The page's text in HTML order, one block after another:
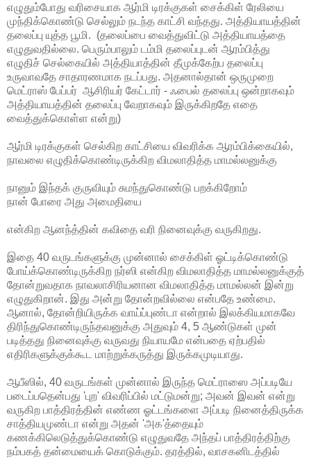
எழுதும்போது வரிசையாக ஆர்மி டிரக்குகள் சைக்கிள் ரேலியை
முந்திக்கொண்டு செல்லும் நடந்த காட்சி வந்தது. அத்தியாயத்தின்
தலைப்பு யுத்த பூமி.  (தலைப்பை வைத்துவிட்டு அத்தியாயத்தை
எழுதுவதில்லை. பெரும்பாலும் டம்மி தலைப்புடன் ஆரம்பித்து
எழுதிச் செல்கையில் அத்தியாத்தின் தீமுக்கேற்ப தலைப்பு
உருவாவதே சாதாரணமாக நடப்பது. அதனால்தான் ஒருமுறை
மெட்ராஸ் பேப்பர்  ஆசிரியர் கேட்டார் - ஃபைல் தலைப்பு ஒன்றாகவும்
அத்தியாயத்தின் தலைப்பு வேறாகவும் இருக்கிறதே எதை
வைத்துக்கொள்ள என்று)
ஆர்மி டிரக்குகள் செல்கிற காட்சியை விவரிக்க ஆரம்பிக்கையில்,
நாவலை எழுதிக்கொண்டிருக்கிற விமலாதித்த மாமல்லனுக்கு
நானும் இந்தக் குருவியும் சுமந்துகொண்டு பறக்கிறோம்
நான் போரை அது அமைதியை
என்கிற ஆனந்த்தின் கவிதை வரி நினைவுக்கு வருகிறது.
இதை 40 வருடங்களுக்கு முன்னால் சைக்கிள் ஓட்டிக்கொண்டு
போய்க்கொண்டிருக்கிற நர்ஸி என்கிற விமலாதித்த மாமல்லனுக்குத்
தோன்றுவதாக நாவலாசிரியனான விமலாதித்த மாமல்லன் இன்று
எழுதுகிறான். இது அன்று தோன்றவில்லை என்பதே உண்மை.
ஆனால், தோன்றியிருக்க வாய்ப்புண்டா என்றால் இலக்கியமாகவே
திரிந்துகொண்டிருந்தவனுக்கு அதுவும் 4, 5 ஆண்டுகள் முன்
படித்தது நினைவுக்கு வருவது நியாயமே என்பதை ஏற்பதில்
எதிரிகளுக்குக்கூட மாற்றுக்கருத்து இருக்கமுடியாது.
ஆபீஸில், 40 வருடங்கள் முன்னால் இருந்த மெட்ராஸை அப்படியே
படைப்பதென்பது 'புற' விவரிப்பில் மட்டுமன்று; அவன் இவன் என்று
வருகிற பாத்திரத்தின் எண்ண ஓட்டங்களை அப்படி நினைத்திருக்க
சாத்தியமுண்டா என்று அதன் 'அக'த்தையும்
கணக்கிலெடுத்துக்கொண்டு எழுதுவதே அந்தப் பாத்திரத்திற்கு
நம்பகத் தன்மையைக் கொடுக்கும். தரத்தில், வாசகனிடத்தில்